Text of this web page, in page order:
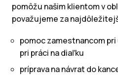
pomôžu našim klientom v
považujeme za
pomoc zamestnancom
pri práci na diaľku
príprava na návrat do